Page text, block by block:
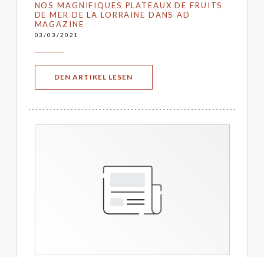
NOS MAGNIFIQUES PLATEAUX DE FRUITS
DE MER DE LA LORRAINE DANS AD
MAGAZINE
03/03/2021
DEN ARTIKEL LESEN